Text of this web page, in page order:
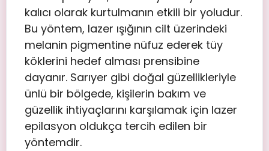
kalıcı olarak kurtulmanın etkili bir yoludur.
Bu yöntem, lazer ışığının cilt üzerindeki
melanin pigmentine nüfuz ederek tüy
köklerini hedef alması prensibine
dayanır. Sarıyer gibi doğal güzellikleriyle
ünlü bir bölgede, kişilerin bakım ve
güzellik ihtiyaçlarını karşılamak için lazer
epilasyon oldukça tercih edilen bir
yöntemdir.